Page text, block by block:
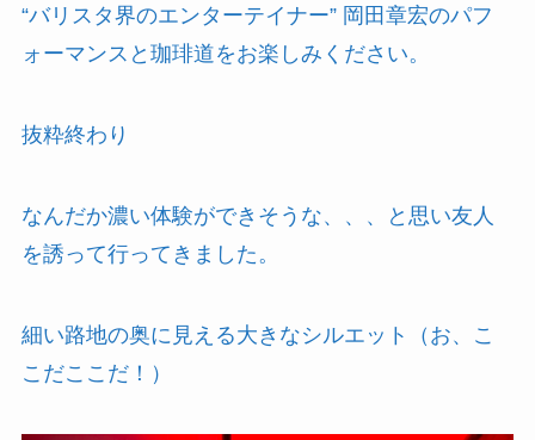
“バリスタ界のエンターテイナー” 岡田章宏のパフ
ォーマンスと珈琲道をお楽しみください。
抜粋終わり
なんだか濃い体験ができそうな、、、と思い友人
を誘って行ってきました。
細い路地の奥に見える大きなシルエット（お、こ
こだここだ！）